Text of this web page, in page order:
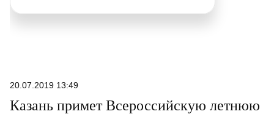
20.07.2019 13:49
Казань примет Всероссийскую летнюю